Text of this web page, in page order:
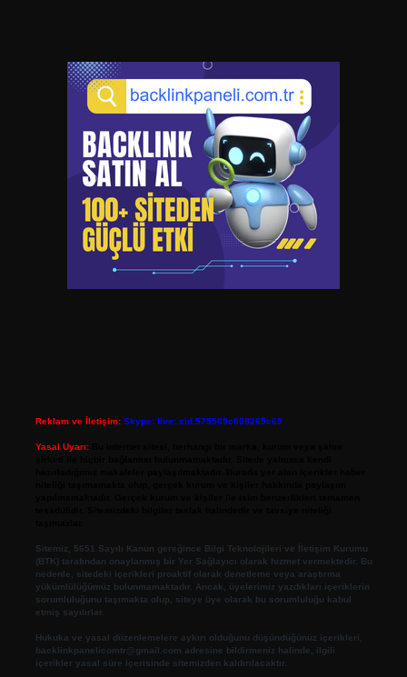
Reklam ve İletişim: Skype: live:.cid.575569c608265c69
Yasal Uyarı:
Sitemiz, 5651 Sayılı Kanun gereğince Bilgi Teknolojileri ve İletişim Kurumu
(BTK) tarafından onaylanmış bir Yer Sağlayıcı olarak hizmet vermektedir. Bu
nedenle, sitedeki içerikleri proaktif olarak denetleme veya araştırma
yükümlülüğümüz bulunmamaktadır. Ancak, üyelerimiz yazdıkları içeriklerin
sorumluluğunu taşımakta olup, siteye üye olarak bu sorumluluğu kabul
etmiş sayılırlar.
Hukuka ve yasal düzenlemelere aykırı olduğunu düşündüğünüz içerikleri,
backlinkpanelicomtr@gmail.com adresine bildirmeniz halinde, ilgili
içerikler yasal süre içerisinde sitemizden kaldırılacaktır.